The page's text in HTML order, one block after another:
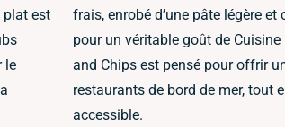
plat est
le
frais, enrobé d’une pâte légère
pour un véritable goût de
and Chips est pensé pour offrir
restaurants de bord de mer, tout
accessible.